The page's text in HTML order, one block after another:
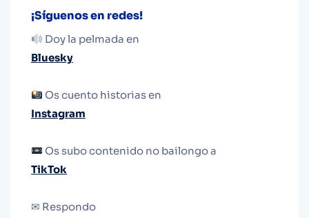
¡Síguenos en redes!
Doy la pelmada en
Bluesky
Os cuento historias en
Instagram
Os subo contenido no bailongo a
TikTok
✉ Respondo